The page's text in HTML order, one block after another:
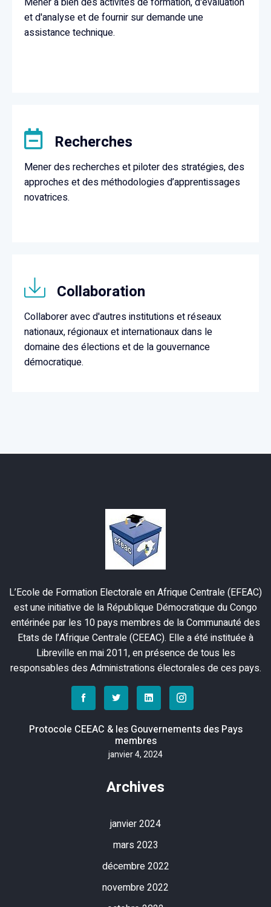
et d'analyse et de fournir sur demande une
assistance technique.
Recherches
Mener des recherches et piloter des stratégies, des
approches et des méthodologies d’apprentissages
novatrices.
Collaboration
Collaborer avec d'autres institutions et réseaux
nationaux, régionaux et internationaux dans le
domaine des élections et de la gouvernance
démocratique.
L’Ecole de Formation Electorale en Afrique Centrale (EFEAC)
est une initiative de la République Démocratique du Congo
entérinée par les 10 pays membres de la Communauté des
Etats de l’Afrique Centrale (CEEAC). Elle a été instituée à
Libreville en mai 2011, en présence de tous les
responsables des Administrations électorales de ces pays.
Protocole CEEAC & les Gouvernements des Pays
membres
janvier 4, 2024
Archives
janvier 2024
mars 2023
décembre 2022
novembre 2022